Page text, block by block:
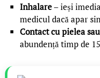
Inhalare– ieși
medicul dacă apar
Contact cu pielea
abundență timp de